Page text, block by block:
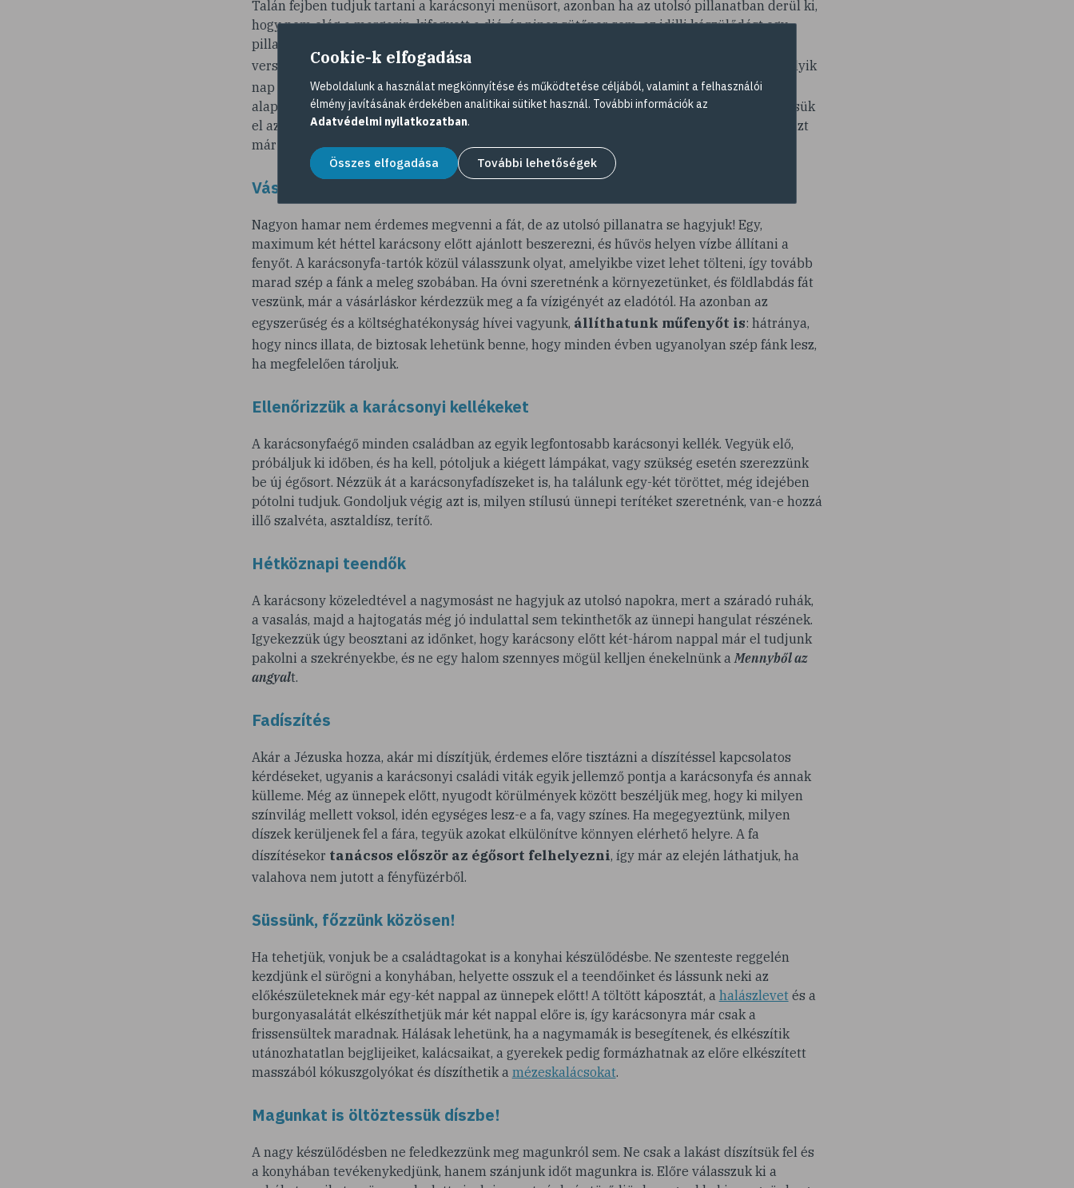
Talán fejben tudjuk tartani a karácsonyi menüsort, azonban ha az utolsó pillanatban derül ki,
hogy nem elég a margarin, kifogyott a dió, és nincs sütőpor sem, az idilli készülődést egy
pillanat alatt megmérgezheti. Azért, hogy se az idővel, se a bevásárlók hadával se kelljen
versenyt futnunk,tervezzük meg az ünnepi étkezéseket
. Gondoljuk végig, hogy melyik
nap kinél vendégeskedünk, mikor leszünk mi a vendéglátók. Vegyük sorra, milyen
alapanyagokra lesz szükségünk, így a bevásárlólistára biztosan minden felkerül. Ne felejtsük
el az italokat, üdítőket sem, gondoljuk át melyik fogáshoz milyen frissítő illik. Amit lehet, azt
már hetekkel az ünnepek előtt vegyük meg!
Vásároljunk időben fenyőfát
Nagyon hamar nem érdemes megvenni a fát, de az utolsó pillanatra se hagyjuk! Egy,
maximum két héttel karácsony előtt ajánlott beszerezni, és hűvös helyen vízbe állítani a
fenyőt. A karácsonyfa-tartók közül válasszunk olyat, amelyikbe vizet lehet tölteni, így tovább
marad szép a fánk a meleg szobában. Ha óvni szeretnénk a környezetünket, és földlabdás fát
veszünk, már a vásárláskor kérdezzük meg a fa vízigényét az eladótól. Ha azonban az
egyszerűség és a költséghatékonyság hívei vagyunk, állíthatunk műfenyőt is: hátránya,
hogy nincs illata, de biztosak lehetünk benne, hogy minden évben ugyanolyan szép fánk lesz,
ha megfelelően tároljuk.
Ellenőrizzük a karácsonyi kellékeket
A karácsonyfaégő minden családban az egyik legfontosabb karácsonyi kellék. Vegyük elő,
próbáljuk ki időben, és ha kell, pótoljuk a kiégett lámpákat, vagy szükség esetén szerezzünk
be új égősort. Nézzük át a karácsonyfadíszeket is, ha találunk egy-két töröttet, még idejében
pótolni tudjuk. Gondoljuk végig azt is, milyen stílusú ünnepi terítéket szeretnénk, van-e hozzá
illő szalvéta, asztaldísz, terítő.
Hétköznapi teendők
A karácsony közeledtével a nagymosást ne hagyjuk az utolsó napokra, mert a száradó ruhák,
a vasalás, majd a hajtogatás még jó indulattal sem tekinthetők az ünnepi hangulat részének.
Igyekezzük úgy beosztani az időnket, hogy karácsony előtt két-három nappal már el tudjunk
pakolni a szekrényekbe, és ne egy halom szennyes mögül kelljen énekelnünk aMennyből az
angyalt.
Fadíszítés
Akár a Jézuska hozza, akár mi díszítjük, érdemes előre tisztázni a díszítéssel kapcsolatos
kérdéseket, ugyanis a karácsonyi családi viták egyik jellemző pontja a karácsonyfa és annak
külleme. Még az ünnepek előtt, nyugodt körülmények között beszéljük meg, hogy ki milyen
színvilág mellett voksol, idén egységes lesz-e a fa, vagy színes. Ha megegyeztünk, milyen
díszek kerüljenek fel a fára, tegyük azokat elkülönítve könnyen elérhető helyre. A fa
díszítésekor tanácsos először az égősort felhelyezni, így már az elején láthatjuk, ha
valahova nem jutott a fényfüzérből.
Süssünk, főzzünk közösen!
Ha tehetjük, vonjuk be a családtagokat is a konyhai készülődésbe. Ne szenteste reggelén
kezdjünk el sürögni a konyhában, helyette osszuk el a teendőinket és lássunk neki az
előkészületeknek már egy-két nappal az ünnepek előtt! A töltött káposztát, a halászlevetés a
burgonyasalátát elkészíthetjük már két nappal előre is, így karácsonyra már csak a
frissensültek maradnak. Hálásak lehetünk, ha a nagymamák is besegítenek, és elkészítik
utánozhatatlan bejglijeiket, kalácsaikat, a gyerekek pedig formázhatnak az előre elkészített
masszából kókuszgolyókat és díszíthetik a mézeskalácsokat.
Magunkat is öltöztessük díszbe!
A nagy készülődésben ne feledkezzünk meg magunkról sem. Ne csak a lakást díszítsük fel és
a konyhában tevékenykedjünk, hanem szánjunk időt magunkra is. Előre válasszuk ki a
Cookie-k elfogadása
Weboldalunk a használat megkönnyítése és működtetése céljából, valamint a felhasználói
élmény javításának érdekében analitikai sütiket használ. További információk az
Adatvédelmi nyilatkozatban.
Összes elfogadása További lehetőségek